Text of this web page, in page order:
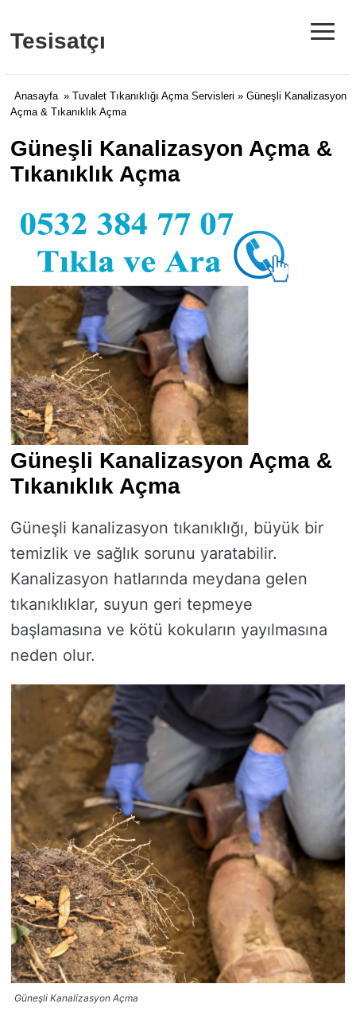
Tesisatçı ≡
Anasayfa » Tuvalet Tıkanıklığı Açma Servisleri » Güneşli Kanalizasyon
Açma & Tıkanıklık Açma
Güneşli Kanalizasyon Açma &
Tıkanıklık Açma
Güneşli Kanalizasyon Açma &
Tıkanıklık Açma
Güneşli kanalizasyon tıkanıklığı, büyük bir
temizlik ve sağlık sorunu yaratabilir.
Kanalizasyon hatlarında meydana gelen
tıkanıklıklar, suyun geri tepmeye
başlamasına ve kötü kokuların yayılmasına
neden olur.
Güneşli Kanalizasyon Açma